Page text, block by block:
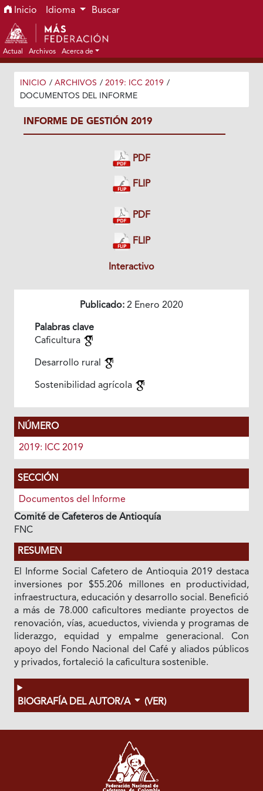
Ir al menú de navegación principal
Ir al contenido principal
Ir al pie de página del sitio
Inicio Idioma Buscar
Actual Archivos Acerca de
INICIO / ARCHIVOS / 2019: ICC 2019 /
DOCUMENTOS DEL INFORME
INFORME DE GESTIÓN 2019
PDF
FLIP
PDF
FLIP
Interactivo
Publicado: 2 Enero 2020
Palabras clave
Caficultura
Desarrollo rural
Sostenibilidad agrícola
NÚMERO
2019: ICC 2019
SECCIÓN
Documentos del Informe
Comité de Cafeteros de Antioquía
FNC
RESUMEN
El Informe Social Cafetero de Antioquia 2019 destaca
inversiones por $55.206 millones en productividad,
infraestructura, educación y desarrollo social. Benefició
a más de 78.000 caficultores mediante proyectos de
renovación, vías, acueductos, vivienda y programas de
liderazgo, equidad y empalme generacional. Con
apoyo del Fondo Nacional del Café y aliados públicos
y privados, fortaleció la caficultura sostenible.
BIOGRAFÍA DEL AUTOR/A (VER)